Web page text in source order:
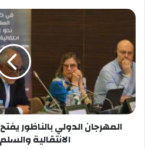
وحقوق
المهرجان
بالناظور
يفتح
حوارًا
دوليًا
حول
العدالة
الانتقالية
والسلمالمهرجان الدولي بالناظور
الانتقالية